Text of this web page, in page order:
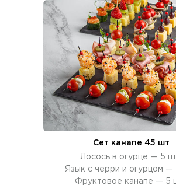
Сет канапе 45 шт
Лосось в огурце — 5
Язык с черри и огурцом —
Фруктовое канапе — 5